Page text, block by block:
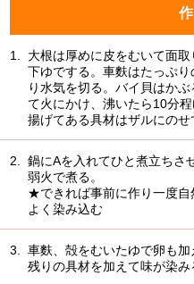
1.
大根は厚めに皮をむいて面
下ゆでする。車麩はたっぷ
り水気を切る。バイ貝はか
て火にかけ、沸いたら10分
揚げてある具材はザルにのせ
2.
鍋にAを入れてひと煮立ちさ
弱火で煮る。
★できれば事前に作り一度自
よく染み込む
3.
車麩、殻をむいたゆで卵も加
残りの具材を加えて味が染み